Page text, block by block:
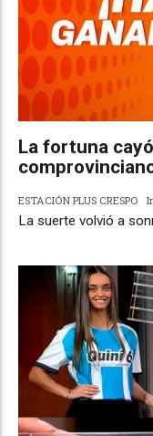
La fortuna
ESTACIÓN PLUS CRESPO
La suerte volvió a